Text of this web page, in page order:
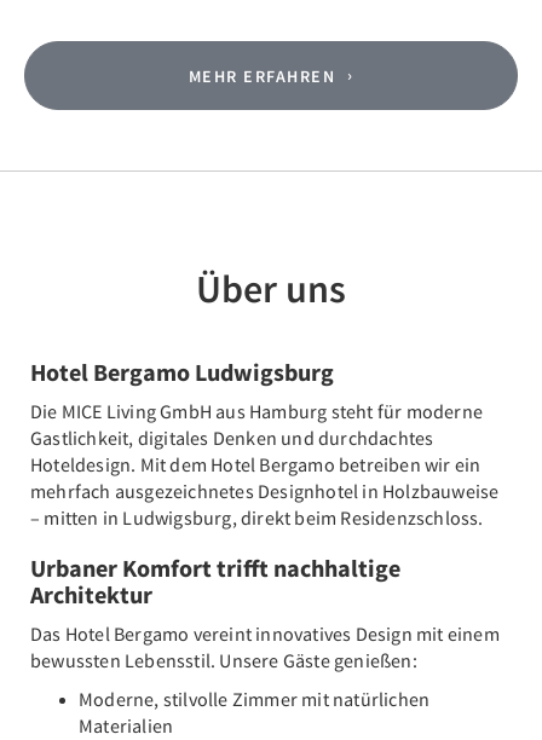
MEHR ERFAHREN
Über uns
Hotel Bergamo Ludwigsburg
Die MICE Living GmbH aus Hamburg steht für moderne
Gastlichkeit, digitales Denken und durchdachtes
Hoteldesign. Mit dem Hotel Bergamo betreiben wir ein
mehrfach ausgezeichnetes Designhotel in Holzbauweise
– mitten in Ludwigsburg, direkt beim Residenzschloss.
Urbaner Komfort trifft nachhaltige
Architektur
Das Hotel Bergamo vereint innovatives Design mit einem
bewussten Lebensstil. Unsere Gäste genießen:
Moderne, stilvolle Zimmer mit natürlichen
Materialien